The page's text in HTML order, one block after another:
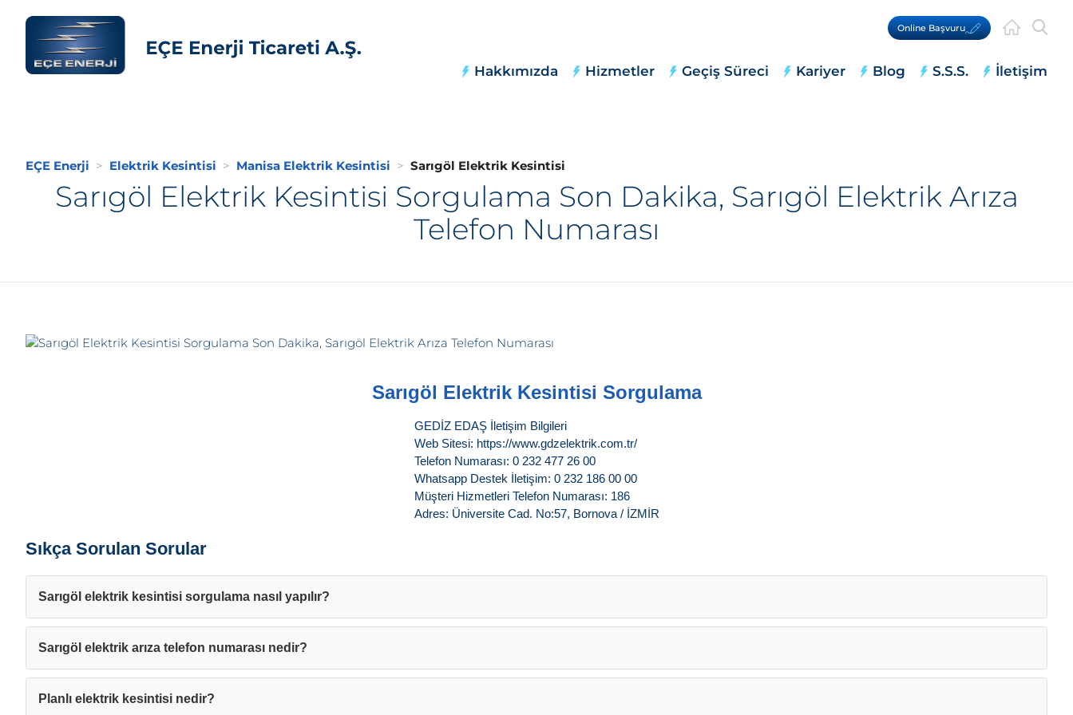
Online Başvuru
Hakkımızda Hizmetler Geçiş Süreci Kariyer Blog S.S.S. İletişim
EÇE Enerji Elektrik Kesintisi Manisa Elektrik Kesintisi Sarıgöl Elektrik Kesintisi
Sarıgöl Elektrik Kesintisi Sorgulama Son Dakika, Sarıgöl Elektrik Arıza
Telefon Numarası
Sarıgöl Elektrik Kesintisi Sorgulama
GEDİZ EDAŞ İletişim Bilgileri
Web Sitesi: https://www.gdzelektrik.com.tr/
Telefon Numarası: 0 232 477 26 00
Whatsapp Destek İletişim: 0 232 186 00 00
Müşteri Hizmetleri Telefon Numarası: 186
Adres: Üniversite Cad. No:57, Bornova / İZMİR
Sıkça Sorulan Sorular
Sarıgöl elektrik kesintisi sorgulama nasıl yapılır?
Sarıgöl elektrik arıza telefon numarası nedir?
Planlı elektrik kesintisi nedir?